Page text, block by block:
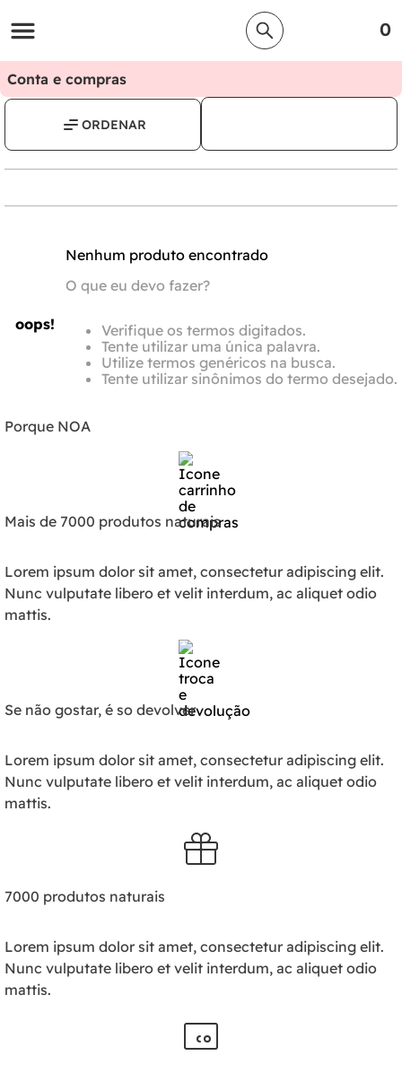
0
Conta e compras
oops!
Nenhum produto encontrado
O que eu devo fazer?
Verifique os termos digitados.
Tente utilizar uma única palavra.
Utilize termos genéricos na busca.
Tente utilizar sinônimos do termo desejado.
Porque NOA
Mais de 7000 produtos naturais
Lorem ipsum dolor sit amet, consectetur adipiscing elit.
Nunc vulputate libero et velit interdum, ac aliquet odio
mattis.
Se não gostar, é so devolver
Lorem ipsum dolor sit amet, consectetur adipiscing elit.
Nunc vulputate libero et velit interdum, ac aliquet odio
mattis.
7000 produtos naturais
Lorem ipsum dolor sit amet, consectetur adipiscing elit.
Nunc vulputate libero et velit interdum, ac aliquet odio
mattis.